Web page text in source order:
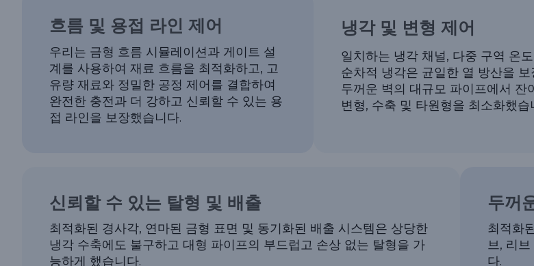
흐름 및 용접 라인 제어
우리는 금형 흐름 시뮬레이션과 게이트 설
계를 사용하여 재료 흐름을 최적화하고, 고
유량 재료와 정밀한 공정 제어를 결합하여
완전한 충전과 더 강하고 신뢰할 수 있는 용
접 라인을 보장했습니다.
냉각 및 변형 제어
일치하는 냉각 채널, 다중 구역 온
순차적 냉각은 균일한 열 방산을 보
두꺼운 벽의 대규모 파이프에서 잔
변형, 수축 및 타원형을 최소화했습
신뢰할 수 있는 탈형 및 배출
최적화된 경사각, 연마된 금형 표면 및 동기화된 배출 시스템은 상당한
냉각 수축에도 불구하고 대형 파이프의 부드럽고 손상 없는 탈형을 가
능하게 했습니다.
두꺼
최적화
브, 리
다.